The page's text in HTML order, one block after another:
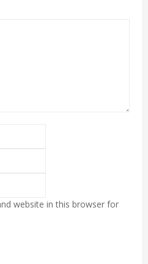
website in this browser for